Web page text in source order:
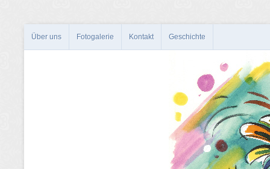
Über uns Fotogalerie Kontakt Geschichte